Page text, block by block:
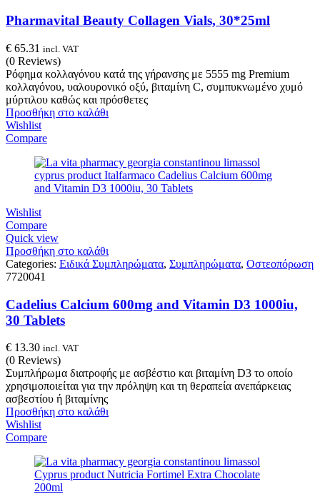
Pharmavital Beauty Collagen Vials, 30*25ml
€ 65.31 incl. VAT
(0 Reviews)
Ρόφημα κολλαγόνου κατά της γήρανσης με 5555 mg Premium
κολλαγόνου, υαλουρονικό οξύ, βιταμίνη C, συμπυκνωμένο χυμό
μύρτιλου καθώς και πρόσθετες
Προσθήκη στο καλάθι
Wishlist
Compare
Wishlist
Compare
Quick view
Προσθήκη στο καλάθι
Categories: Ειδικά Συμπληρώματα, Συμπληρώματα, Οστεοπόρωση
7720041
Cadelius Calcium 600mg and Vitamin D3 1000iu,
30 Tablets
€ 13.30 incl. VAT
(0 Reviews)
Συμπλήρωμα διατροφής με ασβέστιο και βιταμίνη D3 το οποίο
χρησιμοποιείται για την πρόληψη και τη θεραπεία ανεπάρκειας
ασβεστίου ή βιταμίνης
Προσθήκη στο καλάθι
Wishlist
Compare